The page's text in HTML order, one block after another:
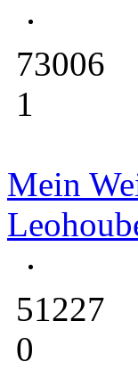
73006
1
Mein
51227
0